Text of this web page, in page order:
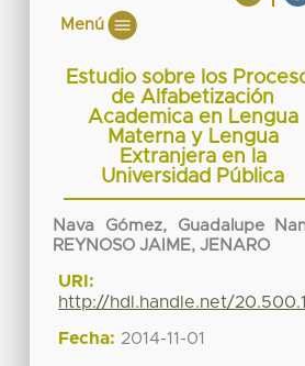
Menú
Estudio sobre los
de Alfabetización
Academica en Lengua
Materna y Lengua
Extranjera en la
Universidad Pública
Nava Gómez, Guadalupe
REYNOSO JAIME, JENARO
URI:
http://hdl.handle.net/
Fecha: 2014-11-01